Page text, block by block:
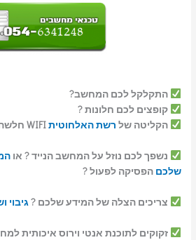
לכם המחשב?
לכם חלונות ?
שלרשת האלחוטיתWIFI חלשה?
נוזל על המחשב הנייד ? אוהמקלדת בלנובו
לפעול ?
הצלה של המידע שלכם ?גיבוי ושחזור מידע?
לתוכנת אנטי וירוס איכותית למחשב שלכם?